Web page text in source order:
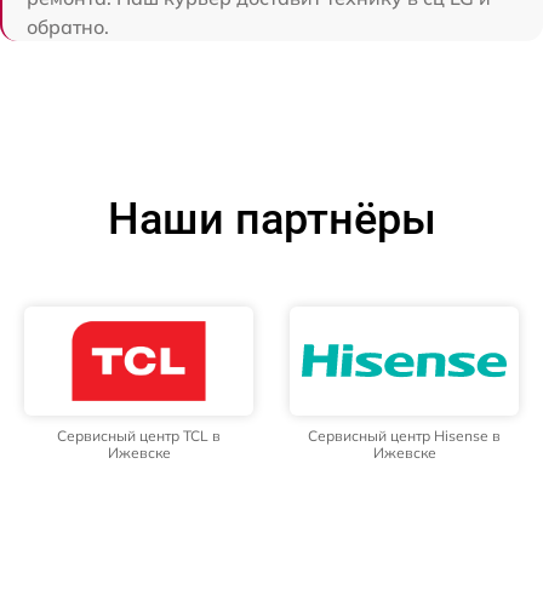
обратно.
Наши партнёры
Сервисный центр TCL в
Ижевске
Сервисный центр Hisense в
Ижевске